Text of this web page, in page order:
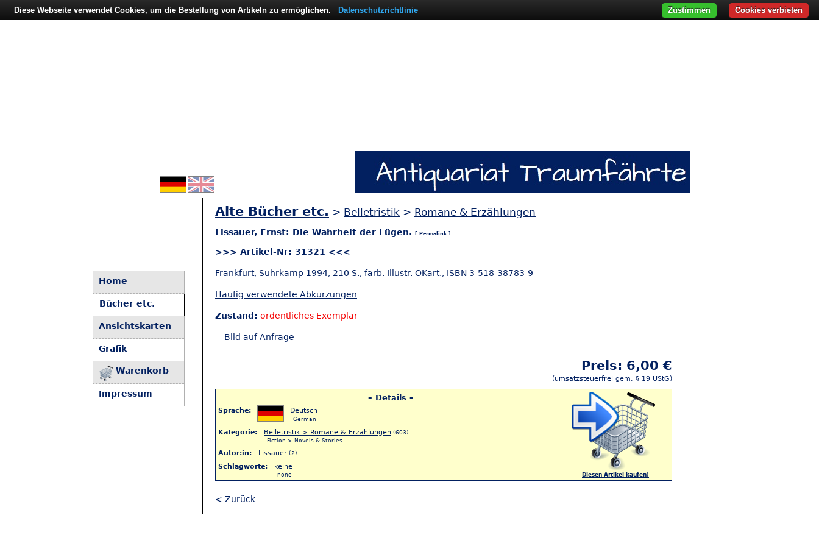
Home
Bücher etc.
Ansichtskarten
Grafik
Warenkorb
Impressum
Alte Bücher etc. > Belletristik > Romane & Erzählungen
Lissauer, Ernst: Die Wahrheit der Lügen. [ Permalink]
>>> Artikel-Nr: 31321 <<<
Frankfurt, Suhrkamp 1994, 210 S., farb. Illustr. OKart., ISBN 3-518-38783-9
Häufig verwendete Abkürzungen
Zustand: ordentliches Exemplar
– Bild auf Anfrage –
Preis: 6,00 €
(umsatzsteuerfrei gem. § 19 UStG)
Diesen Artikel kaufen!
– Details –
Sprache: Deutsch
German
Kategorie: Belletristik > Romane & Erzählungen (603)
Fiction > Novels & Stories
Autor:in: Lissauer (2)
Schlagworte: keine
none
< Zurück
Diese Webseite verwendet Cookies, um die Bestellung von Artikeln zu ermöglichen. Datenschutzrichtlinie Cookies verbieten
Zustimmen